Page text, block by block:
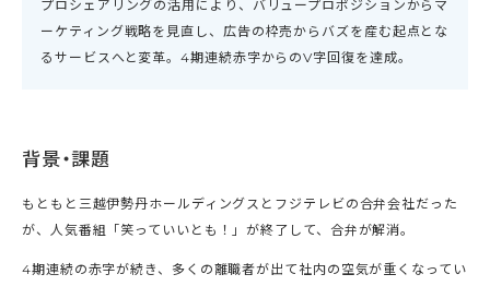
プロシェアリングの活用により、バリュープロポジションからマ
ーケティング戦略を見直し、広告の枠売からバズを産む起点とな
るサービスへと変革。4期連続赤字からのV字回復を達成。
背景・課題
もともと三越伊勢丹ホールディングスとフジテレビの合弁会社だった
が、人気番組「笑っていいとも！」が終了して、合弁が解消。
4期連続の赤字が続き、多くの離職者が出て社内の空気が重くなってい